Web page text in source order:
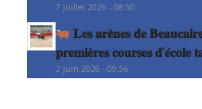
7 juillet 2026 - 08:50
𝐋𝐞𝐬 𝐚𝐫𝐞̀𝐧𝐞𝐬 𝐝𝐞 𝐁𝐞𝐚𝐮𝐜𝐚𝐢𝐫𝐞
𝐩𝐫𝐞𝐦𝐢𝐞̀𝐫𝐞𝐬 𝐜𝐨𝐮𝐫𝐬𝐞𝐬 𝐝’𝐞́𝐜𝐨𝐥𝐞
2 juin 2026 - 09:56